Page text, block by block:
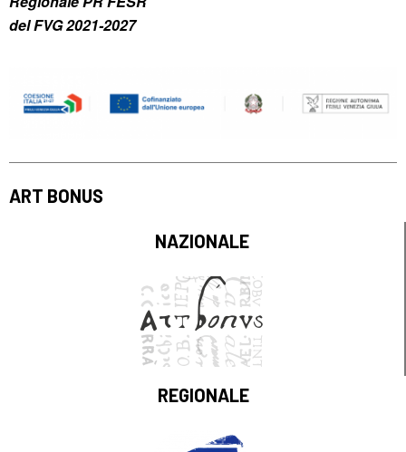
del FVG 2021-2027
ART BONUS
NAZIONALE
REGIONALE